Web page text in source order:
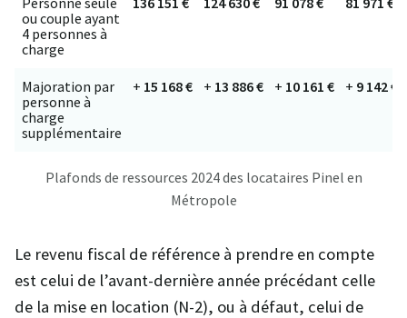
ou couple ayant
4 personnes à
charge
Majoration par
personne à
charge
supplémentaire
+ 15 168 € + 13 886 € + 10 161 € + 9 142 €
Plafonds de ressources 2024 des locataires Pinel en
Métropole
Le revenu fiscal de référence à prendre en compte
est celui de l’avant-dernière année précédant celle
de la mise en location (N-2), ou à défaut, celui de